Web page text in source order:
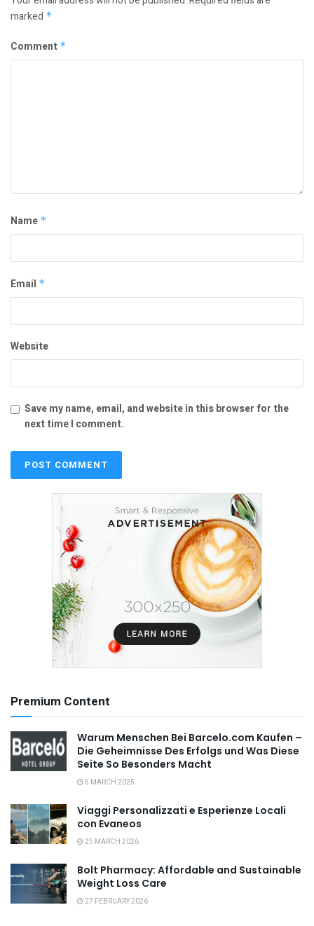
marked *
Comment *
Name *
Email *
Website
Save my name, email, and website in this browser for the
next time I comment.
Premium Content
Warum Menschen Bei Barcelo.com Kaufen –
Die Geheimnisse Des Erfolgs und Was Diese
Seite So Besonders Macht
5 MARCH 2025
Viaggi Personalizzati e Esperienze Locali
con Evaneos
25 MARCH 2026
Bolt Pharmacy: Affordable and Sustainable
Weight Loss Care
27 FEBRUARY 2026